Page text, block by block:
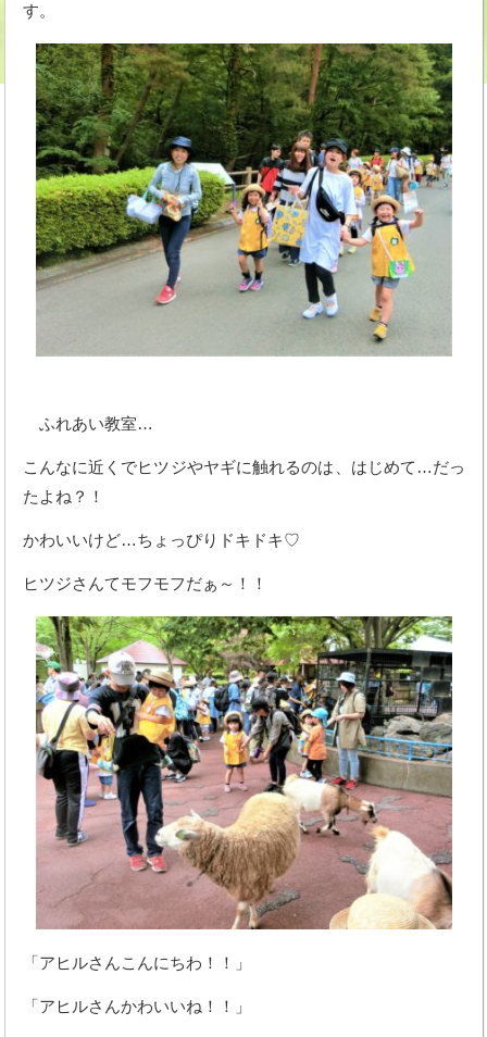
す。
ふれあい教室…
こんなに近くでヒツジやヤギに触れるのは、はじめて…だっ
たよね？！
かわいいけど…ちょっぴりドキドキ♡
ヒツジさんてモフモフだぁ～！！
「アヒルさんこんにちわ！！」
「アヒルさんかわいいね！！」